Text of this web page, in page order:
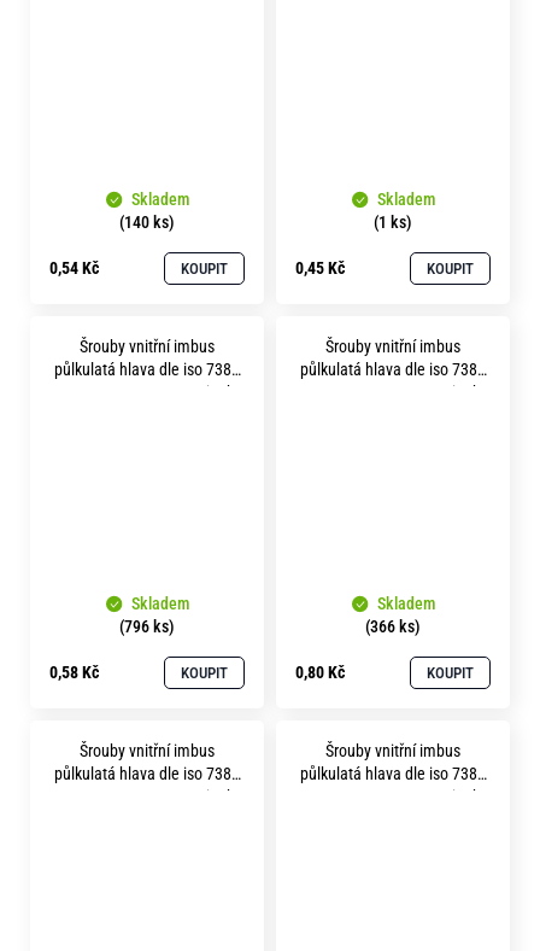
Skladem
(140 ks)
0,54 Kč KOUPIT
Skladem
(1 ks)
0,45 Kč KOUPIT
Šrouby vnitřní imbus
půlkulatá hlava dle iso 7380
Skladem
(796 ks)
0,58 Kč KOUPIT
Šrouby vnitřní imbus
půlkulatá hlava dle iso 7380
Skladem
(366 ks)
0,80 Kč KOUPIT
Šrouby vnitřní imbus
půlkulatá hlava dle iso 7380
Šrouby vnitřní imbus
půlkulatá hlava dle iso 7380